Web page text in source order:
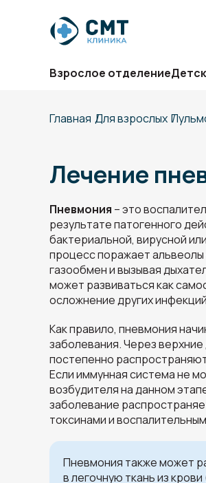
Взрослое отделение
Главная Для взрослых
Лечение
Пневмония – это
результате патогенного
бактериальной, вирусной
процесс поражает альвеолы
газообмен и вызывая
может развиваться как
осложнение других
Как правило, пневмония
заболевания. Через
постепенно
Если иммунная система не
возбудителя на данном
заболевание
токсинами и
Пневмония также может
в легочную ткань из